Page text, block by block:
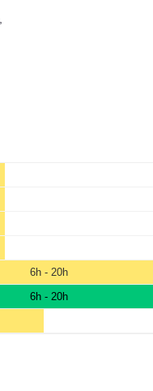
6h - 20h
6h - 20h